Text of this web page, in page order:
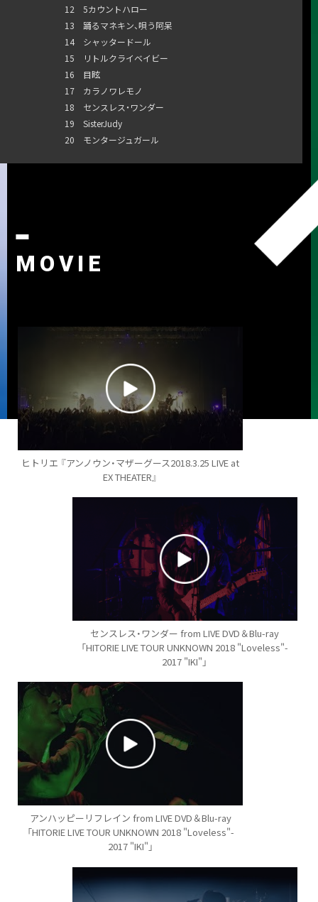
12 5カウントハロー
13 踊るマネキン、唄う阿呆
14 シャッタードール
15 リトルクライベイビー
16 目眩
17 カラノワレモノ
18 センスレス・ワンダー
19 SisterJudy
20 モンタージュガール
MOVIE
ヒトリエ 『アンノウン・マザーグース2018.3.25 LIVE at
EX THEATER』
センスレス・ワンダー from LIVE DVD＆Blu-ray
「HITORIE LIVE TOUR UNKNOWN 2018 "Loveless"-
2017 "IKI"」
アンハッピーリフレイン from LIVE DVD＆Blu-ray
「HITORIE LIVE TOUR UNKNOWN 2018 "Loveless"-
2017 "IKI"」